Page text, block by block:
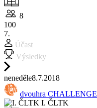
8
100
7.
Účast
Výsledky
neneděle8.7.2018
dvouhra CHALLENGE
I. ČLTK